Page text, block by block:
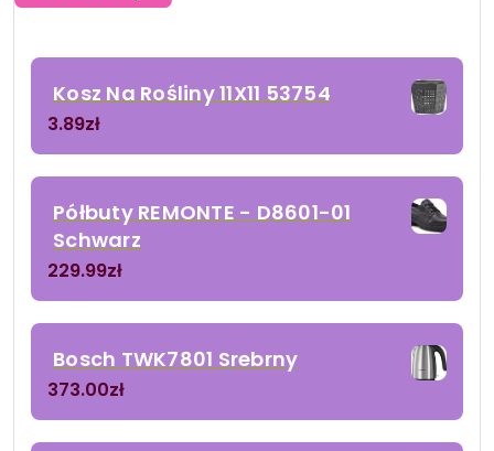
Kosz Na Rośliny 11X11 53754
3.89zł
Półbuty REMONTE - D8601-01
Schwarz
229.99zł
Bosch TWK7801 Srebrny
373.00zł